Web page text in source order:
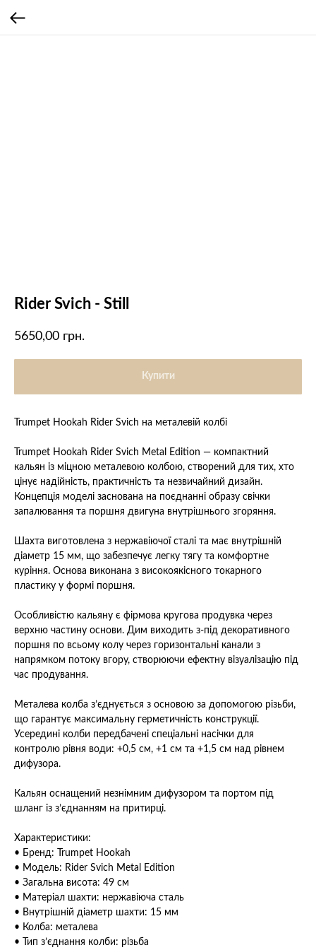
Rider Svich - Still
5650,00 грн.
Купити
Trumpet Hookah Rider Svich на металевій колбі
Trumpet Hookah Rider Svich Metal Edition — компактний
кальян із міцною металевою колбою, створений для тих, хто
цінує надійність, практичність та незвичайний дизайн.
Концепція моделі заснована на поєднанні образу свічки
запалювання та поршня двигуна внутрішнього згоряння.
Шахта виготовлена з нержавіючої сталі та має внутрішній
діаметр 15 мм, що забезпечує легку тягу та комфортне
куріння. Основа виконана з високоякісного токарного
пластику у формі поршня.
Особливістю кальяну є фірмова кругова продувка через
верхню частину основи. Дим виходить з-під декоративного
поршня по всьому колу через горизонтальні канали з
напрямком потоку вгору, створюючи ефектну візуалізацію під
час продування.
Металева колба з’єднується з основою за допомогою різьби,
що гарантує максимальну герметичність конструкції.
Усередині колби передбачені спеціальні насічки для
контролю рівня води: +0,5 см, +1 см та +1,5 см над рівнем
дифузора.
Кальян оснащений незнімним дифузором та портом під
шланг із з’єднанням на притирці.
Характеристики:
• Бренд: Trumpet Hookah
• Модель: Rider Svich Metal Edition
• Загальна висота: 49 см
• Матеріал шахти: нержавіюча сталь
• Внутрішній діаметр шахти: 15 мм
• Колба: металева
• Тип з’єднання колби: різьба